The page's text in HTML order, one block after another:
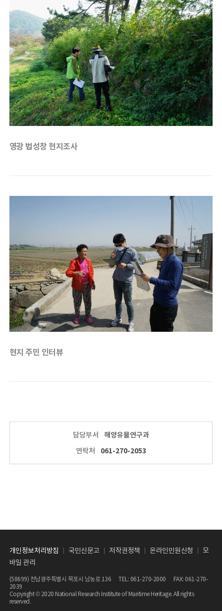
영광 법성창 현지조사
현지 주민 인터뷰
담당부서
해양유물연구과
연락처
061-270-2053
개인정보처리방침 국민신문고 저작권정책 온라인민원신청
모
바일 관리
(58699) 전남광주특별시 목포시 남농로 136 TEL: 061-270-2000 FAX: 061-270-
2039
Copyright © 2020 National Research Institute of Maritime Heritage. All rights
reserved.